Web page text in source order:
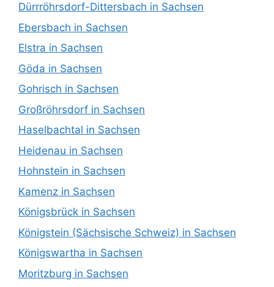
Dürrröhrsdorf-Dittersbach in Sachsen
Ebersbach in Sachsen
Elstra in Sachsen
Göda in Sachsen
Gohrisch in Sachsen
Großröhrsdorf in Sachsen
Haselbachtal in Sachsen
Heidenau in Sachsen
Hohnstein in Sachsen
Kamenz in Sachsen
Königsbrück in Sachsen
Königstein (Sächsische Schweiz) in Sachsen
Königswartha in Sachsen
Moritzburg in Sachsen